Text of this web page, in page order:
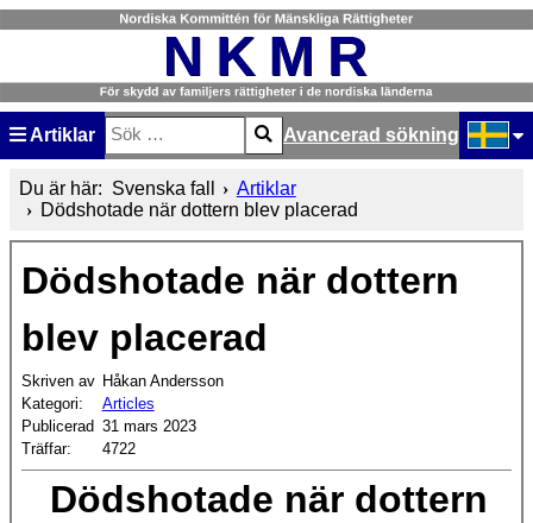
Artiklar
Sök
Type 2 or more characters for results.
Avancerad sökning
Du är här: Svenska fall
Artiklar
Dödshotade när dottern blev placerad
Dödshotade när dottern
blev placerad
Skriven av Håkan Andersson
Kategori:
Articles
Publicerad 31 mars 2023
Träffar:
4722
Dödshotade när dottern